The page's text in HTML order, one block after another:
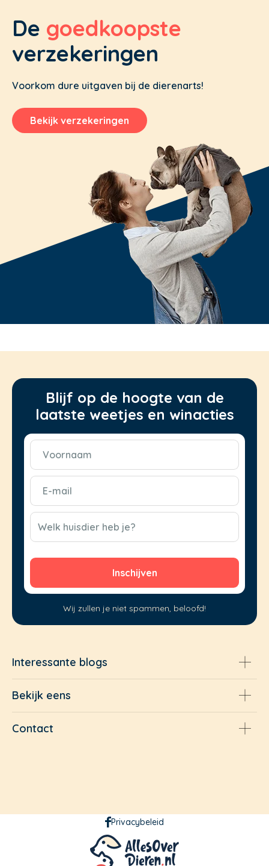
De goedkoopste
verzekeringen
Voorkom dure uitgaven bij de dierenarts!
Bekijk verzekeringen
Blijf op de hoogte van de
laatste weetjes en winacties
Voornaam
(Vereist)
E-
mail
(Vereist)
CAPTCHA
Welk huisdier heb je?
Wij zullen je niet spammen, beloofd!
Interessante blogs
Bekijk eens
Contact
Privacybeleid